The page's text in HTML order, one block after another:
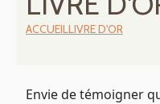
ACCUEILLIVRE D'OR
Envie de témoigner